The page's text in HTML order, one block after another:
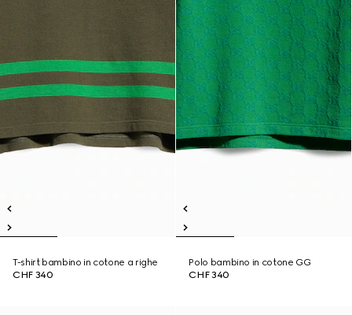
T-shirt bambino in cotone a righe
CHF 340
Polo bambino in cotone GG
CHF 340